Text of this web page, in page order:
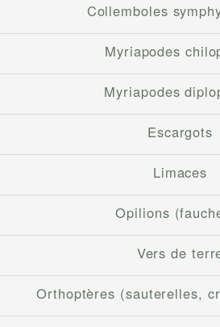
Collemboles
Myriapodes
Myriapodes
Escargots
Limaces
Opilions
Vers de
Orthoptères (sauterelles,